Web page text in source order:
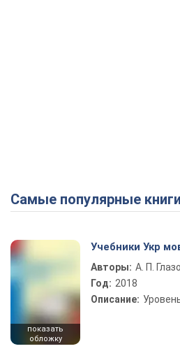
Самые популярные книги
показать
обложку
Учебники Укр
Авторы: А. П.
Год: 2018
Описание: